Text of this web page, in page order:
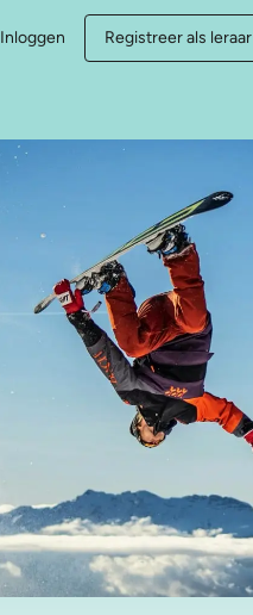
Inloggen Registreer als leraar